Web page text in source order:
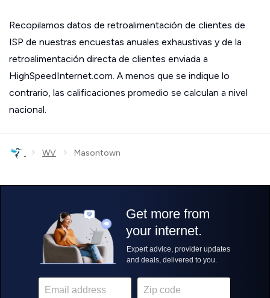
Recopilamos datos de retroalimentación de clientes de
ISP de nuestras encuestas anuales exhaustivas y de la
retroalimentación directa de clientes enviada a
HighSpeedInternet.com. A menos que se indique lo
contrario, las calificaciones promedio se calculan a nivel
nacional.
› WV › Masontown